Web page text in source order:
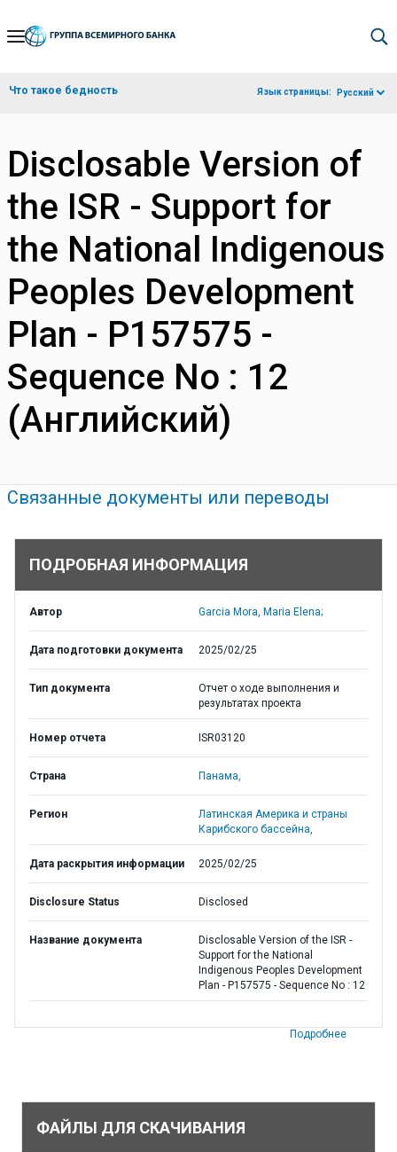
Skip
Navigation
Что такое бедность Язык страницы: Русский
Disclosable Version of
the ISR - Support for
the National Indigenous
Peoples Development
Plan - P157575 -
Sequence No : 12
(Английский)
Связанные документы или переводы
ПОДРОБНАЯ ИНФОРМАЦИЯ
Автор Garcia Mora, Maria Elena;
Дата подготовки документа 2025/02/25
Тип документа
Отчет о ходе выполнения и
результатах проекта
Номер отчета ISR03120
Страна Панама,
Регион
Латинская Америка и страны
Карибского бассейна,
Дата раскрытия информации 2025/02/25
Disclosure Status Disclosed
Название документа
Disclosable Version of the ISR -
Support for the National
Indigenous Peoples Development
Plan - P157575 - Sequence No : 12
Подробнее
ФАЙЛЫ ДЛЯ СКАЧИВАНИЯ